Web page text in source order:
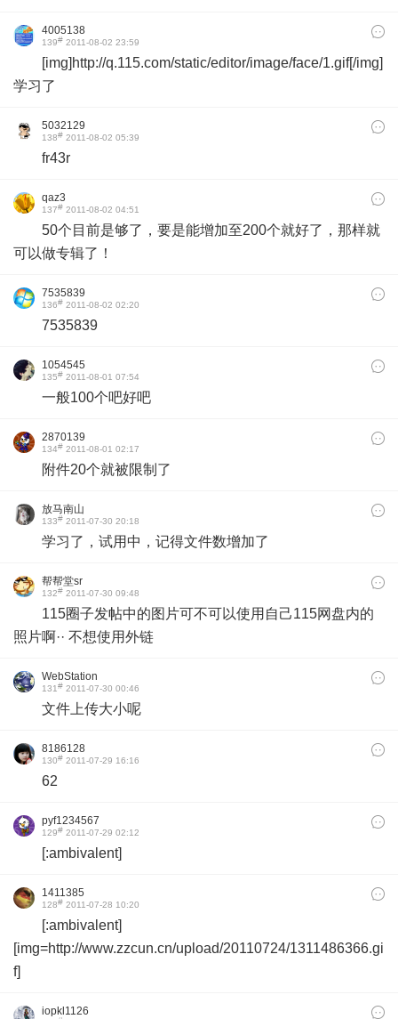
4005138
139# 2011-08-02 23:59
[img]http://q.115.com/static/editor/image/face/1.gif[/img]
学习了
5032129
138# 2011-08-02 05:39
fr43r
qaz3
137# 2011-08-02 04:51
50个目前是够了，要是能增加至200个就好了，那样就
可以做专辑了！
7535839
136# 2011-08-02 02:20
7535839
1054545
135# 2011-08-01 07:54
一般100个吧好吧
2870139
134# 2011-08-01 02:17
附件20个就被限制了
放马南山
133# 2011-07-30 20:18
学习了，试用中，记得文件数增加了
帮帮堂sr
132# 2011-07-30 09:48
115圈子发帖中的图片可不可以使用自己115网盘内的
照片啊·· 不想使用外链
WebStation
131# 2011-07-30 00:46
文件上传大小呢
8186128
130# 2011-07-29 16:16
62
pyf1234567
129# 2011-07-29 02:12
[:ambivalent]
1411385
128# 2011-07-28 10:20
[:ambivalent]
[img=http://www.zzcun.cn/upload/20110724/1311486366.gi
f]
iopkl1126